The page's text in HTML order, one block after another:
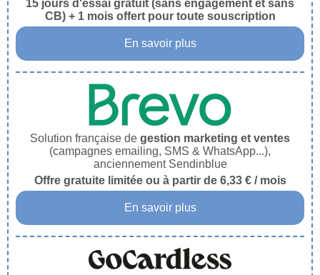
15 jours d'essai gratuit (sans engagement et sans
CB) + 1 mois offert pour toute souscription
En savoir plus
Solution française de gestion marketing et ventes
(campagnes emailing, SMS & WhatsApp...),
anciennement Sendinblue
Offre gratuite limitée ou à partir de 6,33 € / mois
En savoir plus